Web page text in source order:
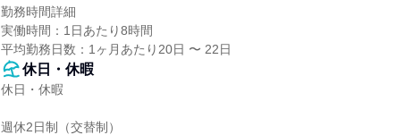
勤務時間詳細
実働時間：1日あたり8時間
平均勤務日数：1ヶ月あたり20日 〜 22日
休日・休暇
休日・休暇
週休2日制（交替制）